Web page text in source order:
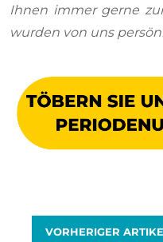
Ihnen immer gerne
wurden von uns
VORHERIGER